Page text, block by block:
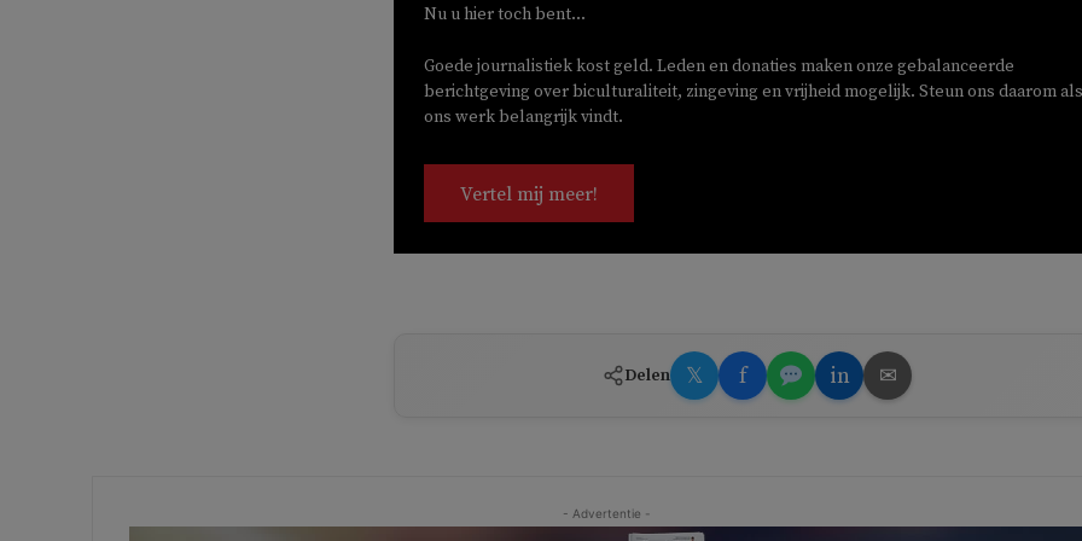
Nu u hier toch bent...
Goede journalistiek kost geld. Leden en donaties maken onze gebalanceerde
berichtgeving over biculturaliteit, zingeving en vrijheid mogelijk. Steun ons daarom
ons werk belangrijk vindt.
Vertel mij meer!
Delen 𝕏 f in ✉
- Advertentie -